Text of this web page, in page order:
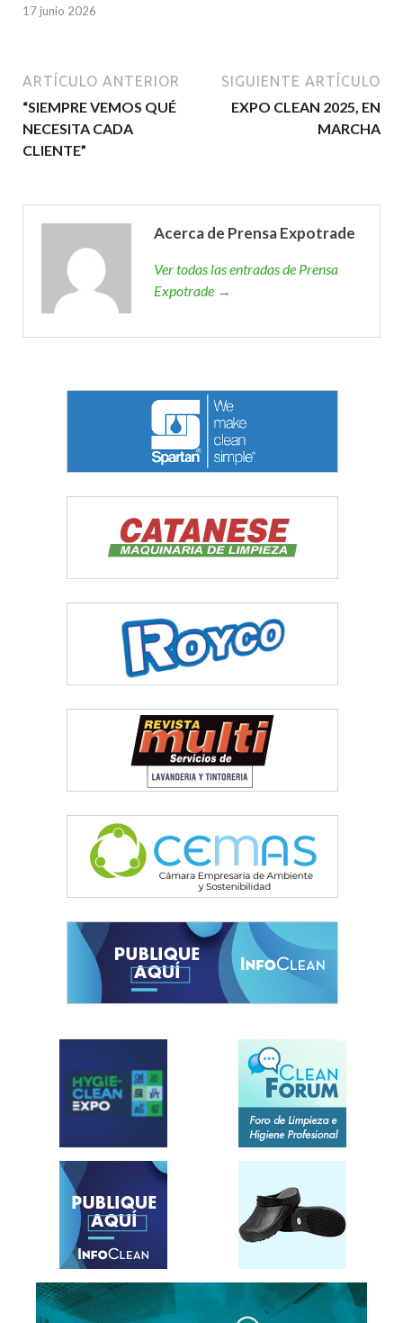
17 junio 2026
ARTÍCULO ANTERIOR
“SIEMPRE VEMOS QUÉ
NECESITA CADA
CLIENTE”
SIGUIENTE ARTÍCULO
EXPO CLEAN 2025, EN
MARCHA
Acerca de Prensa Expotrade
Ver todas las entradas de Prensa
Expotrade →